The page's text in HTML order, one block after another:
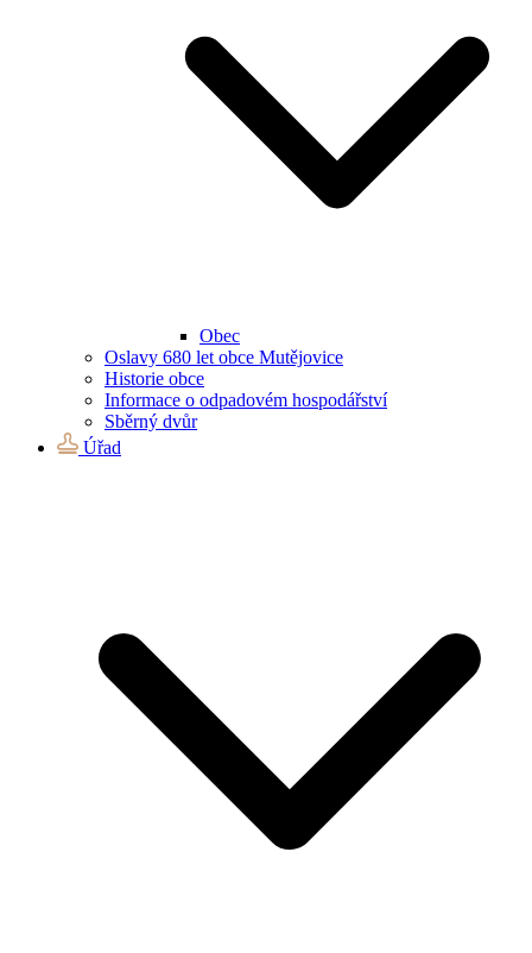
Obec
Oslavy 680 let obce Mutějovice
Historie obce
Informace o odpadovém hospodářství
Sběrný dvůr
Úřad